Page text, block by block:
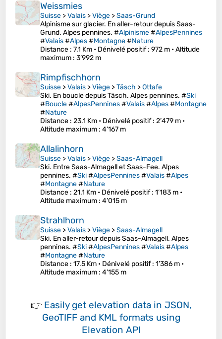
Weissmies
Suisse >Valais >Viège >Saas-Grund
Alpinisme sur glacier. En aller-retour depuis Saas-
Grund. Alpes pennines. #Alpinisme#AlpesPennines
#Valais#Alpes#Montagne#Nature
Distance : 7.1 Km • Dénivelé positif: 972 m •Altitude
maximum : 3’992 m
Rimpfischhorn
Suisse >Valais >Viège >Täsch >Ottafe
Ski. En boucle depuis Täsch. Alpes pennines. #Ski
#Boucle#AlpesPennines#Valais#Alpes#Montagne
#Nature
Distance : 23.1 Km • Dénivelé positif: 2’479 m •
Altitude maximum : 4’167 m
Allalinhorn
Suisse >Valais >Viège >Saas-Almagell
Ski. Entre Saas-Almagell et Saas-Fee. Alpes
pennines. #Ski#AlpesPennines#Valais#Alpes
#Montagne#Nature
Distance : 21.1 Km • Dénivelé positif: 1’183 m •
Altitude maximum : 4’015 m
Strahlhorn
Suisse >Valais >Viège >Saas-Almagell
Ski. En aller-retour depuis Saas-Almagell. Alpes
pennines. #Ski#AlpesPennines#Valais#Alpes
#Montagne#Nature
Distance : 17.5 Km • Dénivelé positif: 1’386 m •
Altitude maximum : 4’155 m
👉 Easily get elevation data in JSON,
GeoTIFF and KML formats using
Elevation API